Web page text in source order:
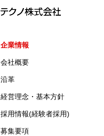
企業情報
会社概要
沿革
経営理念・基本方針
採用情報(経験者採用)
募集要項